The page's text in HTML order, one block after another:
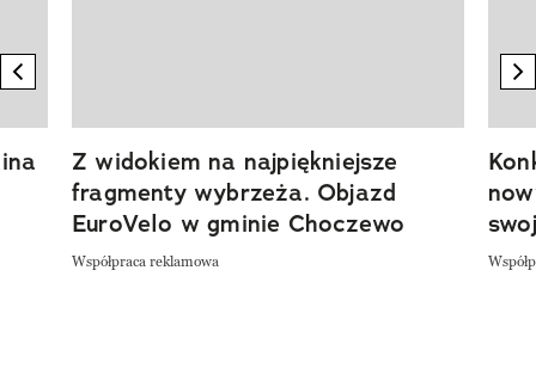
previous element
Z widokiem na najpiękniejsze
fragmenty wybrzeża. Objazd
EuroVelo w gminie Choczewo
Współpraca reklamowa